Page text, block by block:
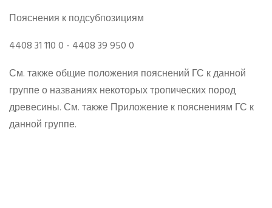
Пояснения к подсубпозициям
4408 31 110 0 - 4408 39 950 0
См. также общие положения пояснений ГС к данной
группе о названиях некоторых тропических пород
древесины. См. также Приложение к пояснениям ГС к
данной группе.